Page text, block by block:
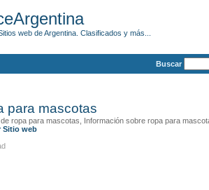
web de Argentina. Clasificados y más...
Buscar
para mascotas
de ropa para mascotas, Información sobre ropa para
Sitio web